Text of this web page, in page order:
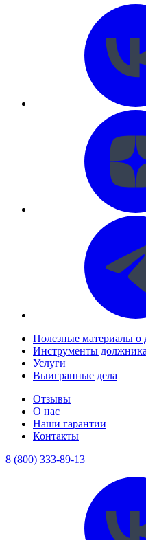
Полезные материалы о
Инструменты должника
Услуги
Выигранные дела
Отзывы
О нас
Наши гарантии
Контакты
8 (800) 333-89-13